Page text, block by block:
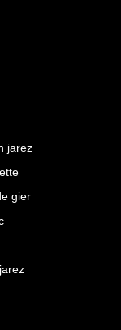
jarez
gier